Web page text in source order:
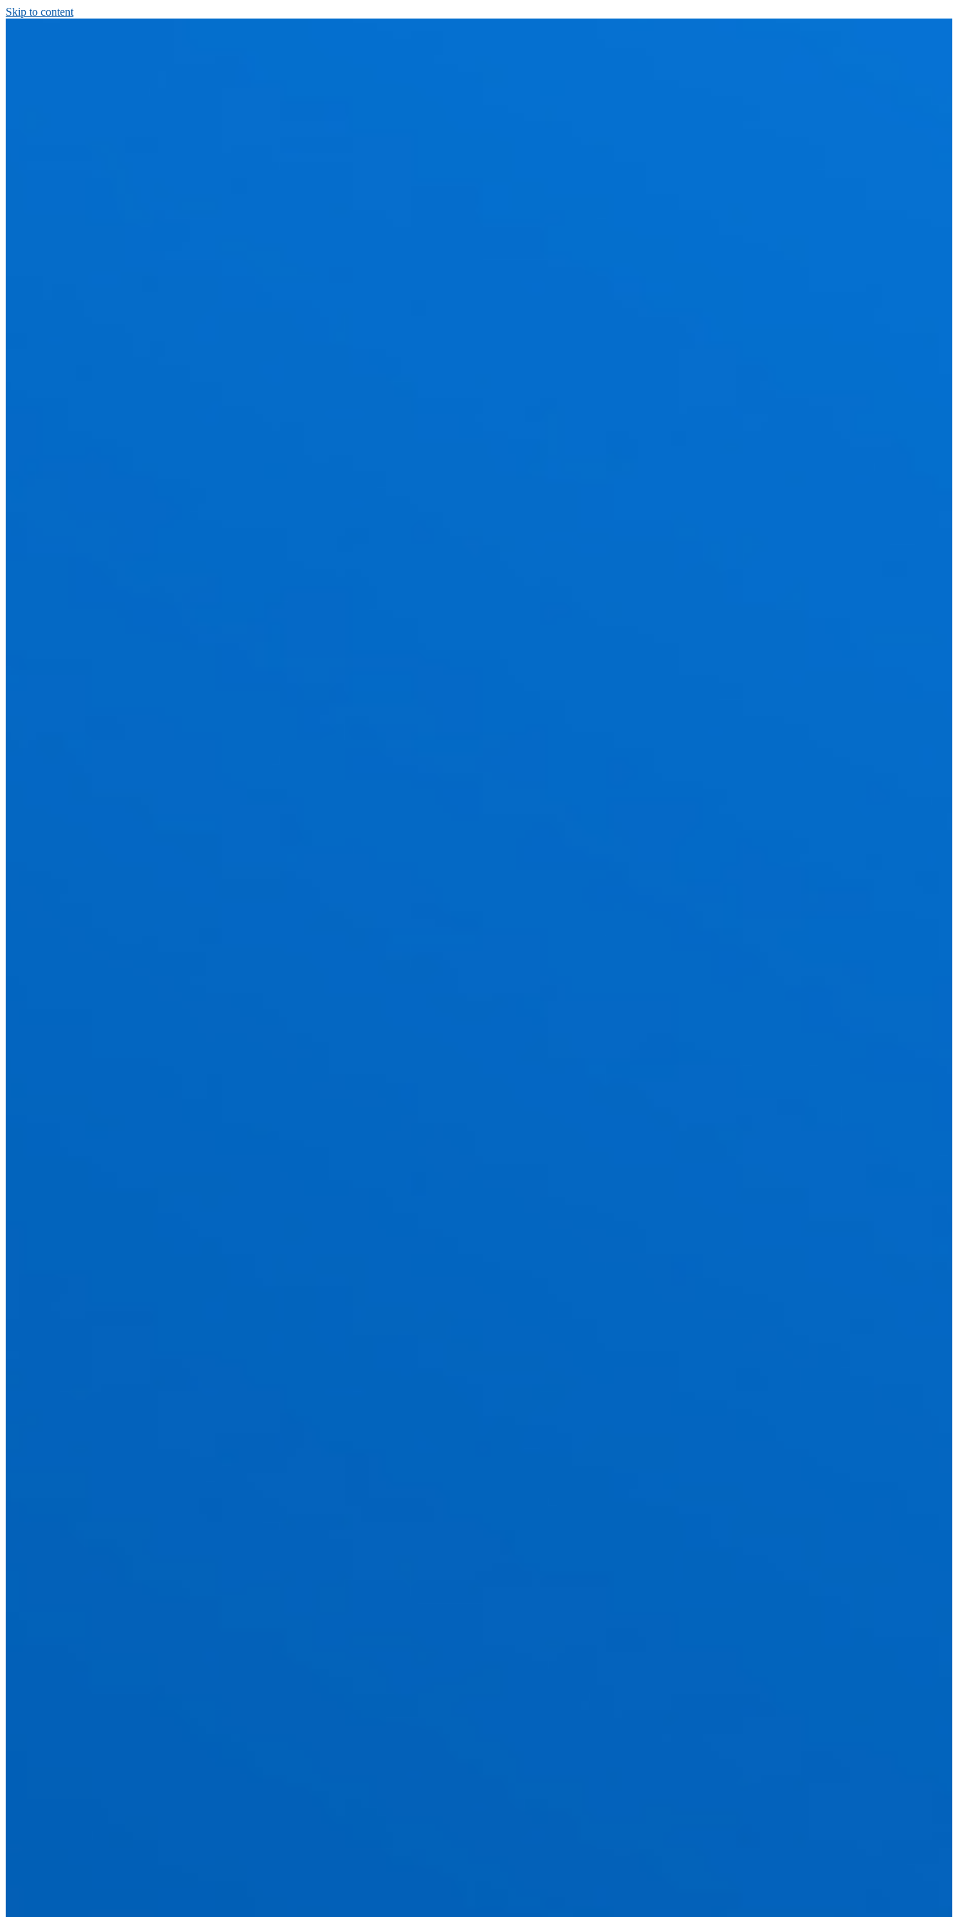
Skip to content